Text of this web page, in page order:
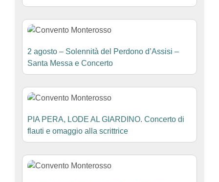
2 agosto – Solennità del Perdono d’Assisi –
Santa Messa e Concerto
PIA PERA, LODE AL GIARDINO. Concerto di
flauti e omaggio alla scrittrice